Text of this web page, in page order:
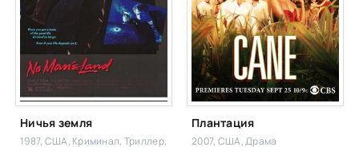
Ничья земля
1987, США, Криминал, Триллер,
Плантация
2007, США,Драма